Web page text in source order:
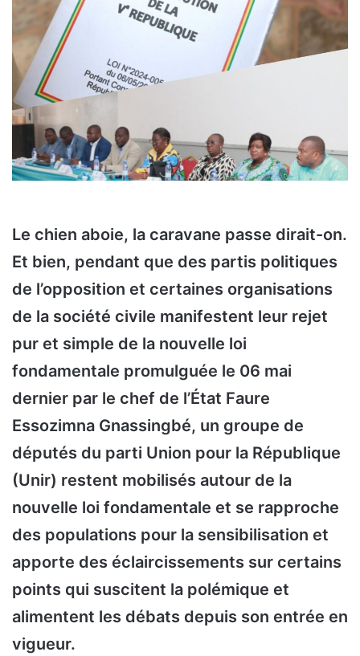
Le chien aboie, la caravane passe dirait-on.
Et bien, pendant que des partis politiques
de l’opposition et certaines organisations
de la société civile manifestent leur rejet
pur et simple de la nouvelle loi
fondamentale promulguée le 06 mai
dernier par le chef de l’État Faure
Essozimna Gnassingbé, un groupe de
députés du parti Union pour la République
(Unir) restent mobilisés autour de la
nouvelle loi fondamentale et se rapproche
des populations pour la sensibilisation et
apporte des éclaircissements sur certains
points qui suscitent la polémique et
alimentent les débats depuis son entrée en
vigueur.